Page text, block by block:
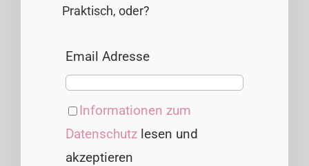
Praktisch, oder?
Email Adresse
Informationen zum
Datenschutz lesen und
akzeptieren